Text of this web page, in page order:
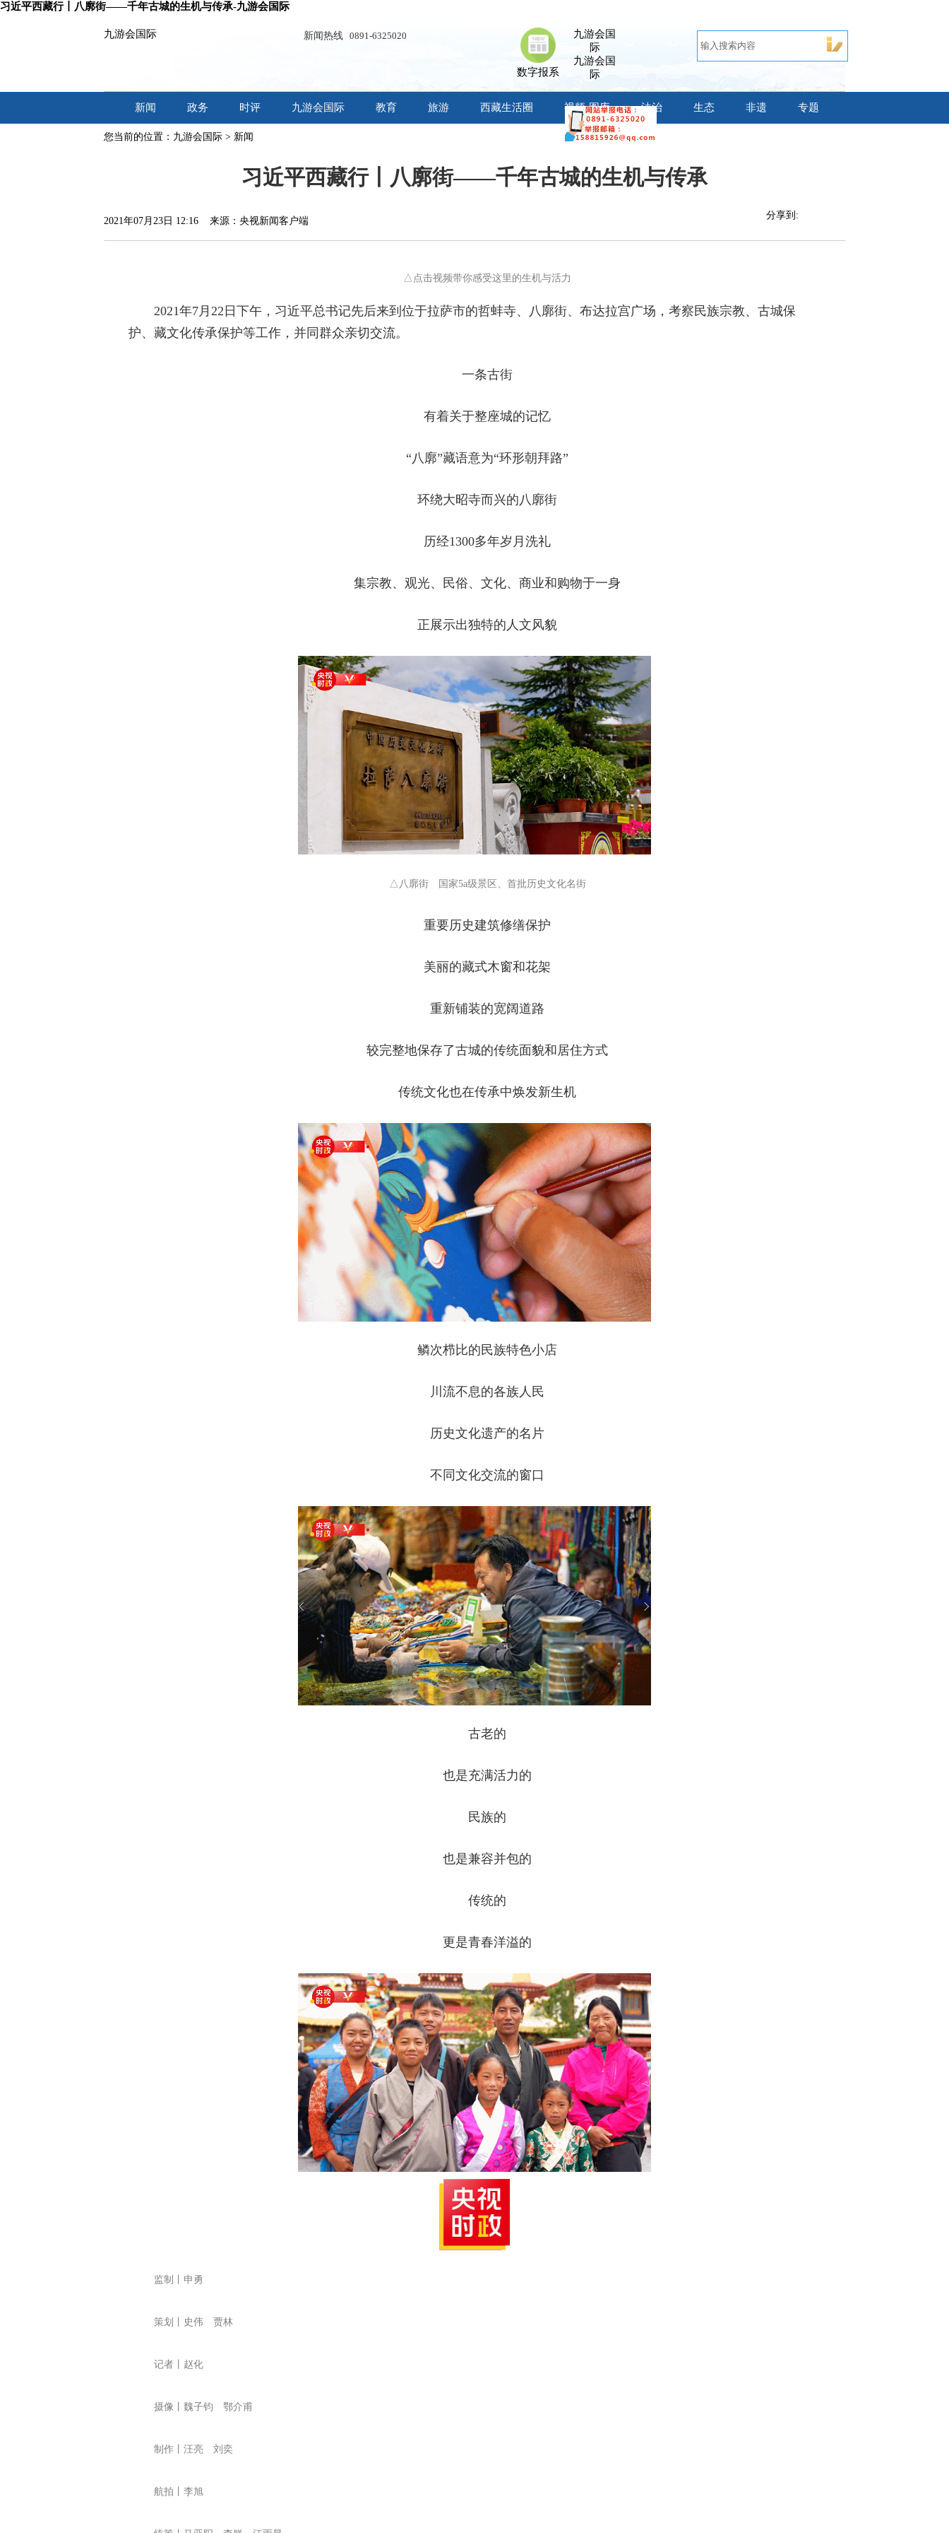
习近平西藏行丨八廓街——千年古城的生机与传承-九游会国际
九游会国际 新闻热线 0891-6325020
数字报系
九游会国
际
九游会国
际
新闻 政务 时评 九游会国际 教育 旅游 西藏生活圈 视频·图库 法治 生态 非遗 专题
您当前的位置： 九游会国际 > 新闻
习近平西藏行丨八廓街——千年古城的生机与传承
2021年07月23日 12:16 来源：央视新闻客户端
分享到:
△点击视频带你感受这里的生机与活力
2021年7月22日下午，习近平总书记先后来到位于拉萨市的哲蚌寺、八廓街、布达拉宫广场，考察民族宗教、古城保
护、藏文化传承保护等工作，并同群众亲切交流。
一条古街
有着关于整座城的记忆
“八廓”藏语意为“环形朝拜路”
环绕大昭寺而兴的八廓街
历经1300多年岁月洗礼
集宗教、观光、民俗、文化、商业和购物于一身
正展示出独特的人文风貌
△八廓街 国家5a级景区、首批历史文化名街
重要历史建筑修缮保护
美丽的藏式木窗和花架
重新铺装的宽阔道路
较完整地保存了古城的传统面貌和居住方式
传统文化也在传承中焕发新生机
鳞次栉比的民族特色小店
川流不息的各族人民
历史文化遗产的名片
不同文化交流的窗口
古老的
也是充满活力的
民族的
也是兼容并包的
传统的
更是青春洋溢的
监制丨申勇
策划丨史伟 贾林
记者丨赵化
摄像丨魏子钧 鄂介甫
制作丨汪亮 刘奕
航拍丨李旭